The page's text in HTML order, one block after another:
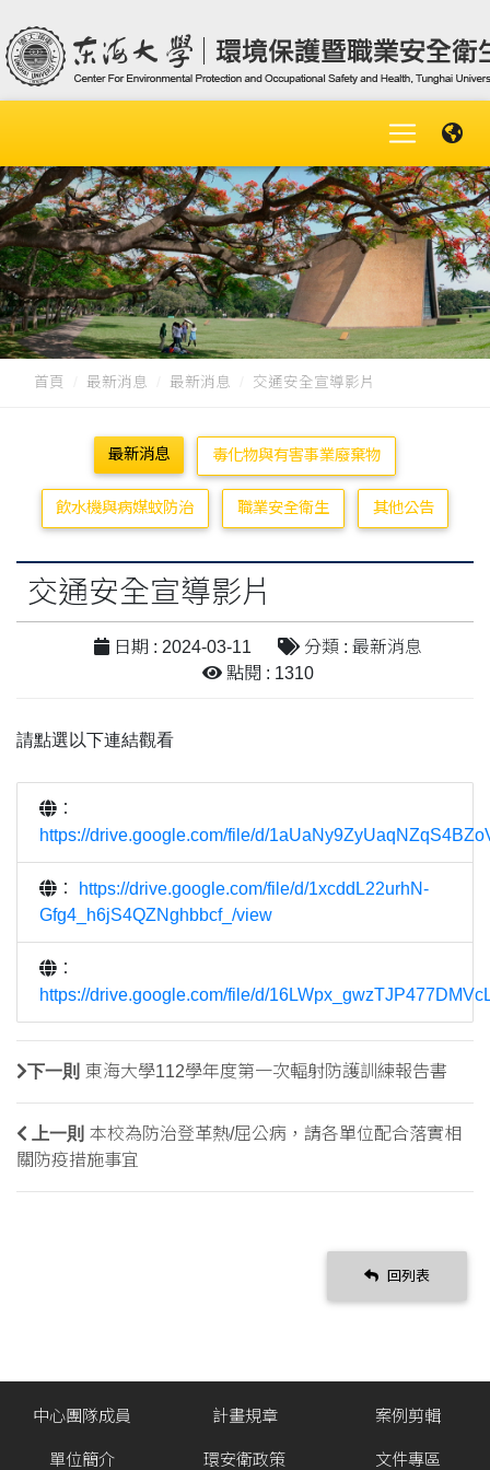
首頁 最新消息 最新消息 交通安全宣導影片
最新消息 毒化物與有害事業廢棄物
飲水機與病媒蚊防治 職業安全衛生 其他公告
交通安全宣導影片
日期 : 2024-03-11
分類 : 最新消息
點閱 : 1310
請點選以下連結觀看
：
https://drive.google.com/file/d/
：
https://drive.google.com/file/d/1xcddL22urhN-
Gfg4_h6jS4QZNghbbcf_/view
：
https://drive.google.com/file/d/
下一則 東海大學112學年度第一次輻射防護訓練報告書
上一則 本校為防治登革熱/屈公病，請各單位配合落實相
關防疫措施事宜
回列表
中心團隊成員
單位簡介
計畫規章
環安衛政策
案例剪輯
文件專區